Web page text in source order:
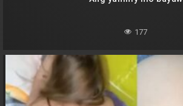
177